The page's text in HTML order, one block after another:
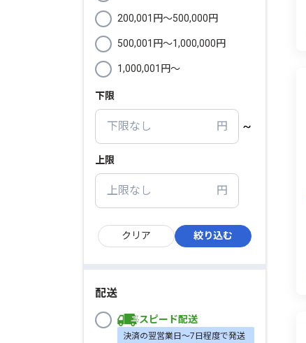
200,001円〜500,000円
500,001円〜1,000,000円
1,000,001円〜
下限
上限
配送
スピード配送
決済の翌営業日〜7日程度で発送